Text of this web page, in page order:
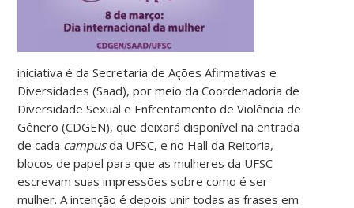
iniciativa é da Secretaria de Ações Afirmativas e
Diversidades (Saad), por meio da Coordenadoria de
Diversidade Sexual e Enfrentamento de Violência de
Gênero (CDGEN), que deixará disponível na entrada
de cada campusda UFSC, e no Hall da Reitoria,
blocos de papel para que as mulheres da UFSC
escrevam suas impressões sobre como é ser
mulher. A intenção é depois unir todas as frases em